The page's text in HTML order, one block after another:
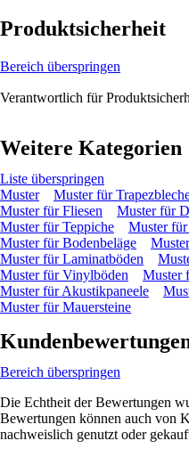
Produktsicherheit
Bereich überspringen
Verantwortlich für
Weitere Kategorien
Liste überspringen
Muster
Muster für
Muster für Fliesen
Muster für
Muster für Teppiche
Muster für
Muster für Bodenbeläge
Muster für Laminatböden
Muster für Vinylböden
Muster
Muster für Akustikpaneele
Muster für Mauersteine
Bereich überspringen
Die Echtheit der Bewertungen
Bewertungen können auch von
nachweislich genutzt oder